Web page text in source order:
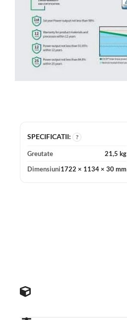
SPECIFICATII: ?
Greutate
21,5 kg
Dimensiuni1722 × 1134 × 30 mm